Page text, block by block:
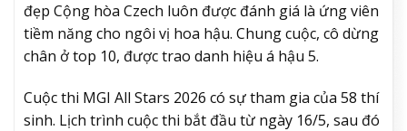
đẹp Cộng hòa Czech luôn được đánh giá là ứng viên
tiềm năng cho ngôi vị hoa hậu. Chung cuộc, cô dừng
chân ở top 10, được trao danh hiệu á hậu 5.
Cuộc thi MGI All Stars 2026 có sự tham gia của 58 thí
sinh. Lịch trình cuộc thi bắt đầu từ ngày 16/5, sau đó